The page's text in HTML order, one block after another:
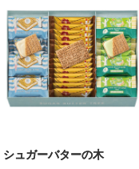
シュガーバターの木